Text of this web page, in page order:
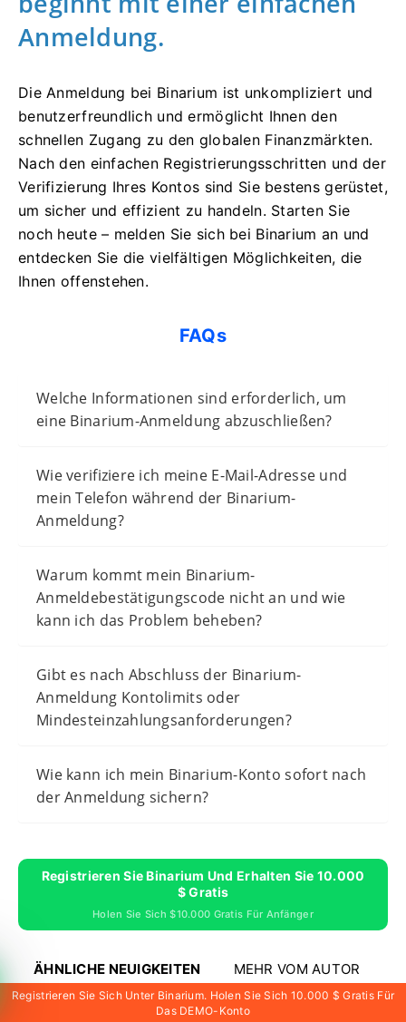
Anmeldung.
Die Anmeldung bei Binarium ist unkompliziert und
benutzerfreundlich und ermöglicht Ihnen den
schnellen Zugang zu den globalen Finanzmärkten.
Nach den einfachen Registrierungsschritten und der
Verifizierung Ihres Kontos sind Sie bestens gerüstet,
um sicher und effizient zu handeln. Starten Sie
noch heute – melden Sie sich bei Binarium an und
entdecken Sie die vielfältigen Möglichkeiten, die
Ihnen offenstehen.
FAQs
Welche Informationen sind erforderlich, um
eine Binarium-Anmeldung abzuschließen?
Wie verifiziere ich meine E-Mail-Adresse und
mein Telefon während der Binarium-
Anmeldung?
Warum kommt mein Binarium-
Anmeldebestätigungscode nicht an und wie
kann ich das Problem beheben?
Gibt es nach Abschluss der Binarium-
Anmeldung Kontolimits oder
Mindesteinzahlungsanforderungen?
Wie kann ich mein Binarium-Konto sofort nach
der Anmeldung sichern?
Registrieren Sie Binarium Und Erhalten Sie 10.000
$ Gratis
Holen Sie Sich $10.000 Gratis Für Anfänger
ÄHNLICHE NEUIGKEITEN MEHR VOM AUTOR
Registrieren Sie Sich Unter Binarium. Holen Sie Sich 10.000 $ Gratis Für
Das DEMO-Konto